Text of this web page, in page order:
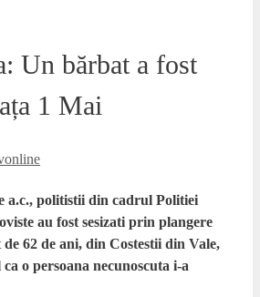
Un bărbat a fost
1 Mai
a.c., politistii din cadrul Politiei
au fost sesizati prin plangere
62 de ani, din Costestii din Vale,
o persoana necunoscuta i-a